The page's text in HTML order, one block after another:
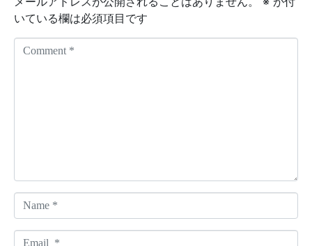
いている欄は必須項目です
a
m